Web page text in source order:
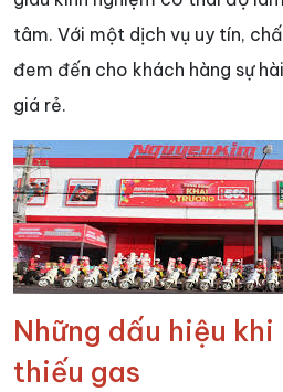
tâm. Với một dịch vụ uy tín,
đem đến cho khách hàng sự
giá rẻ.
Những dấu hiệu
thiếu gas